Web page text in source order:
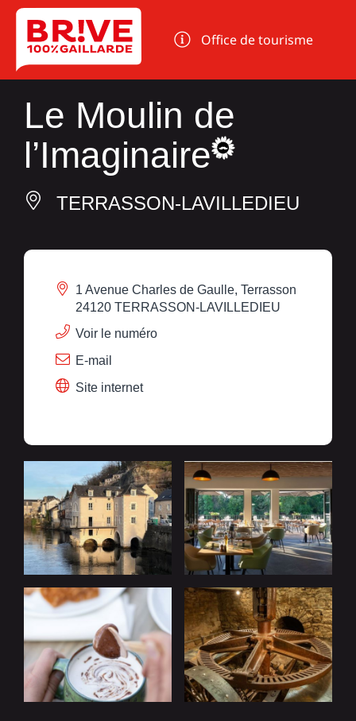
Panneau de gestion des cookies
Office de tourisme
Le Moulin de
l’Imaginaire
TERRASSON-LAVILLEDIEU
1 Avenue Charles de Gaulle, Terrasson
24120 TERRASSON-LAVILLEDIEU
Voir le numéro
E-mail
Site internet